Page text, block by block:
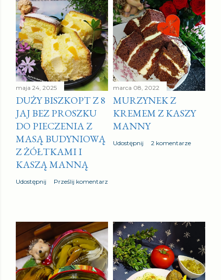
maja 24, 2025
DUŻY BISZKOPT Z 8
JAJ BEZ PROSZKU
DO PIECZENIA Z
MASĄ BUDYNIOWĄ
Z ŻÓŁTKAMI I
KASZĄ MANNĄ
Udostępnij Prześlij komentarz
marca 08, 2022
MURZYNEK Z
KREMEM Z KASZY
MANNY
Udostępnij 2 komentarze